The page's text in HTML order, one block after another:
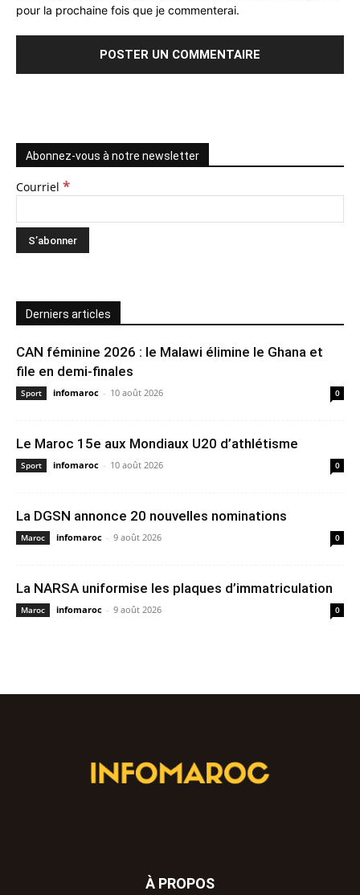
pour la prochaine fois que je commenterai.
Abonnez-vous à notre newsletter
Courriel *
Derniers articles
CAN féminine 2026 : le Malawi élimine le Ghana et
file en demi-finales
Sport infomaroc - 10 août 2026 0
Le Maroc 15e aux Mondiaux U20 d’athlétisme
Sport infomaroc - 10 août 2026 0
La DGSN annonce 20 nouvelles nominations
Maroc infomaroc - 9 août 2026 0
La NARSA uniformise les plaques d’immatriculation
Maroc infomaroc - 9 août 2026 0
À PROPOS